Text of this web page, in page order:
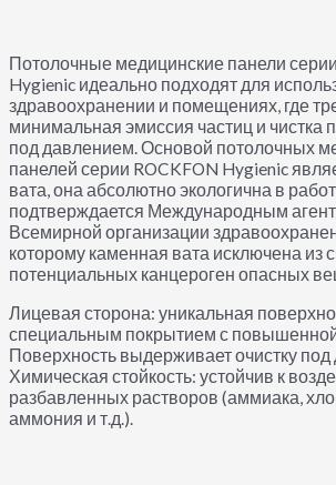
Потолочные медицинские панели
Hygienic идеально подходят для
здравоохранении и помещениях, где
минимальная эмиссия частиц и чистка
под давлением. Основой потолочных
панелей серии ROCKFON Hygienic
вата, она абсолютно экологична в
подтверждается Международным
Всемирной организации
которому каменная вата исключена из
потенциальных канцероген опасных
Лицевая сторона: уникальная
специальным покрытием с
Поверхность выдерживает очистку
Химическая стойкость: устойчив к
разбавленных растворов (аммиака,
аммония и т.д.).